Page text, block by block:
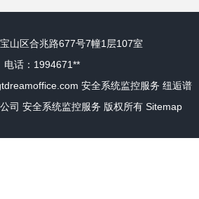
山区合兆路677号7幢1层107室
电话：1994671**
安全系统监控服务 纽逅谱
司 安全系统监控服务 版权所有 Sitemap